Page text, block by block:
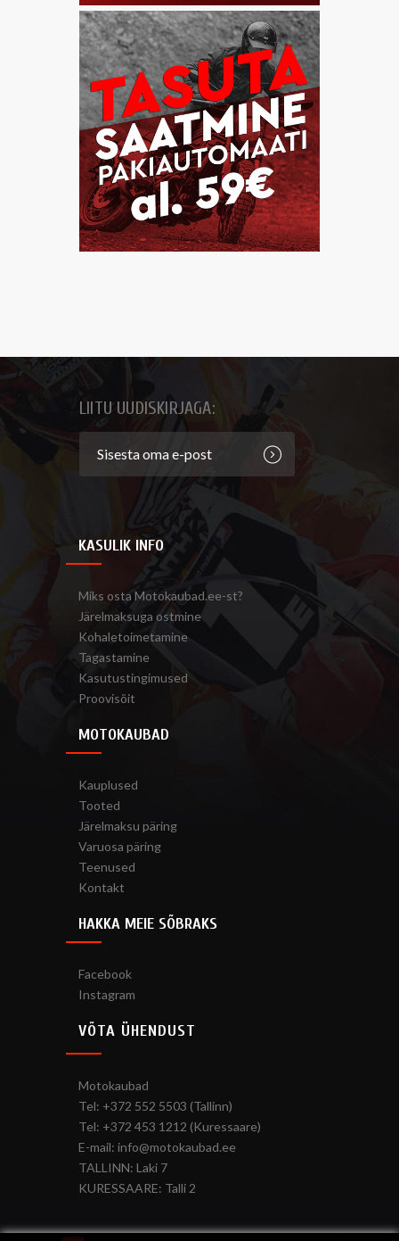
LIITU UUDISKIRJAGA:
KASULIK INFO
Miks osta Motokaubad.ee-st?
Järelmaksuga ostmine
Kohaletoimetamine
Tagastamine
Kasutustingimused
Proovisõit
MOTOKAUBAD
Kauplused
Tooted
Järelmaksu päring
Varuosa päring
Teenused
Kontakt
HAKKA MEIE SÕBRAKS
Facebook
Instagram
VÕTA ÜHENDUST
Motokaubad
Tel: +372 552 5503 (Tallinn)
Tel: +372 453 1212 (Kuressaare)
E-mail: info@motokaubad.ee
TALLINN: Laki 7
KURESSAARE: Talli 2